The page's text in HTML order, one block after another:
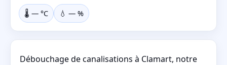
🌡️ — °C 💧 — %
Débouchage de canalisations à Clamart, notre